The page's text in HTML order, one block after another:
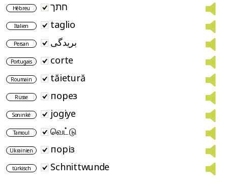
Hébreu חתך
Italien taglio
Persan بریدگی
Portugais corte
Roumain tăietură
Russe порез
Soninké jogiye
Tamoul வெட்டு
Ukrainien поріз
türkisch Schnittwunde